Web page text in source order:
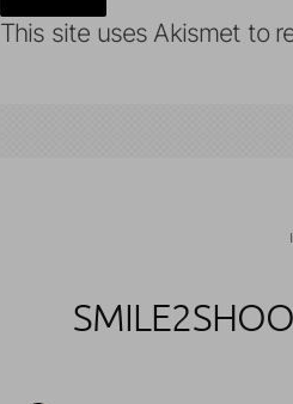
This site uses Akismet to